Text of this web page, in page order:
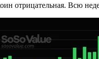
отрицательная. Всю